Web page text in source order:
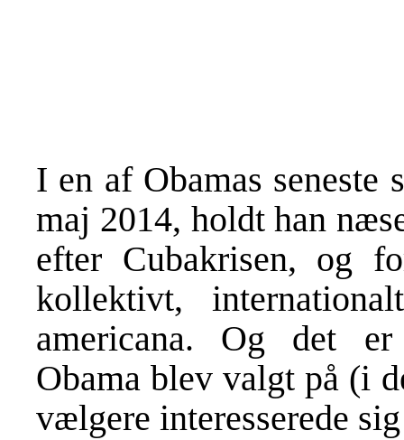
I en af Obamas seneste
maj 2014, holdt han
efter Cubakrisen, og
kollektivt,
americana. Og det
Obama blev valgt på (i
vælgere interesserede